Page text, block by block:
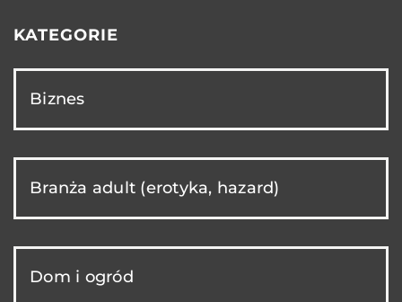
KATEGORIE
Biznes
Branża adult (erotyka, hazard)
Dom i ogród